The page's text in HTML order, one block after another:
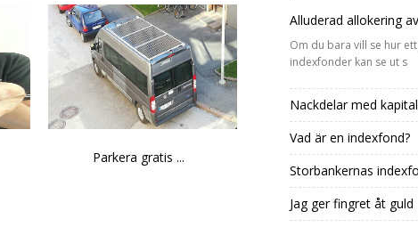
Parkera gratis ...
Alluderad allokering
Om du bara vill se hur
indexfonder kan se ut s
Nackdelar med
Vad är en indexfond?
Storbankernas
Jag ger fingret åt guld